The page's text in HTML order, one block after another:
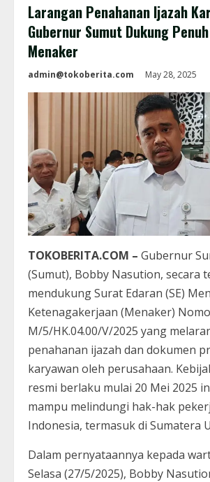
Larangan Penahanan Ijazah
Gubernur Sumut Dukung
Menaker
admin@tokoberita.com May 28, 2025
TOKOBERITA.COM – Gubernur
(Sumut), Bobby Nasution, secara
mendukung Surat Edaran (SE)
Ketenagakerjaan (Menaker)
M/5/HK.04.00/V/2025 yang
penahanan ijazah dan dokumen
karyawan oleh perusahaan.
resmi berlaku mulai 20 Mei 2025
mampu melindungi hak-hak
Indonesia, termasuk di Sumatera
Dalam pernyataannya kepada
Selasa (27/5/2025), Bobby